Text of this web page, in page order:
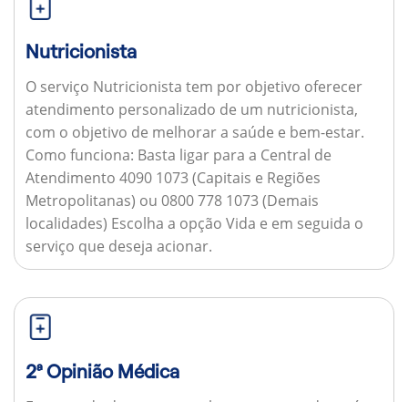
Nutricionista
O serviço Nutricionista tem por objetivo oferecer
atendimento personalizado de um nutricionista,
com o objetivo de melhorar a saúde e bem-estar.
Como funciona: Basta ligar para a Central de
Atendimento 4090 1073 (Capitais e Regiões
Metropolitanas) ou 0800 778 1073 (Demais
localidades) Escolha a opção Vida e em seguida o
serviço que deseja acionar.
2ª Opinião Médica